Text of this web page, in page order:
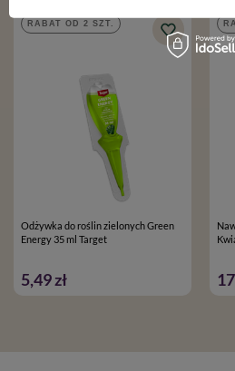
RABAT OD 2 SZT.
Odżywka do roślin zielonych Green
Energy 35 ml Target
5,49 zł